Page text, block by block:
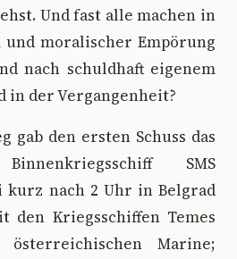
Und fast alle machen in
und moralischer Empörung
nach schuldhaft eigenem
in der Vergangenheit?
gab den ersten Schuss das
SMS
kurz nach 2 Uhr in Belgrad
den Kriegsschiffen Temes
Marine;